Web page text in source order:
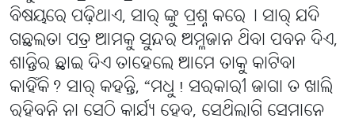
ବିଷୟରେ ପଢ଼ିଥାଏ, ସାର୍ ଙ୍କୁ ପ୍ରଶ୍ନ କରେ୤ ସାର୍ ଯଦି
ଗଛଲତା ପତ୍ର ଆମକୁ ସୁନ୍ଦର ଅମ୍ଳଜାନ ଥିବା ପବନ ଦିଏ,
ଶାନ୍ତିର ଛାଇ ଦିଏ ତାହେଲେ ଆମେ ତାକୁ କାଟିବା
କାହିଁକି? ସାର୍ କହନ୍ତି, “ମଧୁ! ସରକାରୀ ଜାଗା ତ ଖାଲି
ରହିବନି ନା ସେଠି କାର୍ଯ୍ୟ ହେବ, ସେଥିଲାଗି ସେମାନେ